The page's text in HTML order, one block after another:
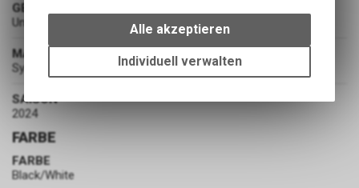
GESCHLECHT
Unisex
MATERIAL
Synthetic Nubuck
SAISON
2024
FARBE
FARBE
Black/White
bestimmte Interaktionen und
Einstellungen auf Ihrem Gerät,
um die grundlegenden
Funktionen unseres Online-
Alle akzeptieren
Individuell verwalten